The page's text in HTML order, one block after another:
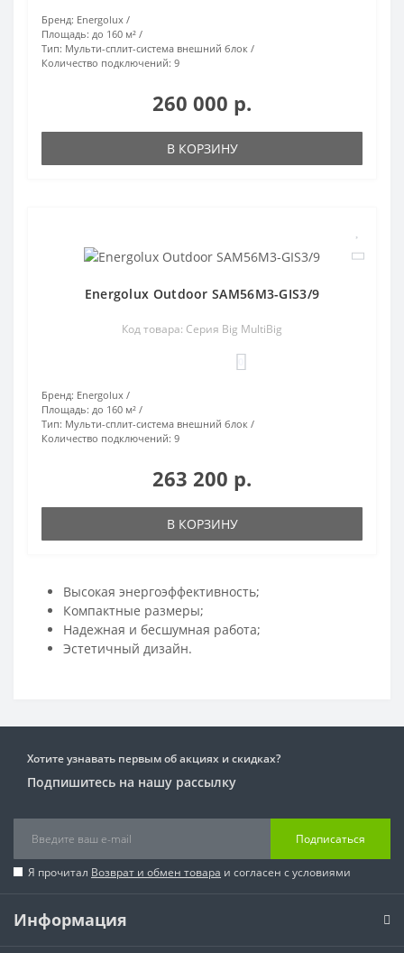
Бренд: Energolux
Площадь: до 160 м²
Тип: Мульти-сплит-система внешний блок
Количество подключений: 9
260 000 р.
В КОРЗИНУ
Energolux Outdoor SAM56M3-GIS3/9
Код товара: Серия Big MultiBig
Бренд: Energolux
Площадь: до 160 м²
Тип: Мульти-сплит-система внешний блок
Количество подключений: 9
263 200 р.
В КОРЗИНУ
Высокая энергоэффективность;
Компактные размеры;
Надежная и бесшумная работа;
Эстетичный дизайн.
Хотите узнавать первым об акциях и скидках?
Подпишитесь на нашу рассылку
Подписаться
Я прочитал Возврат и обмен товара и согласен с условиями
Информация